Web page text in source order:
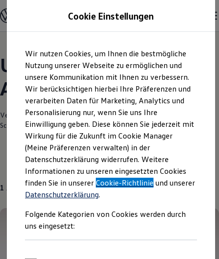
Hauptinhalt
springen
Footer
springen
Modelle und Konfigurator
Konfigurator
Modelle vergleichen
Elektroautos
ENERGY Sondermodelle
Nutzfahrzeuge
SUV und CUV
Familienautos
Kombis
Kompaktwagen
Sportwagen
Schnell verfügbare Fahrzeuge
Angebote und Produkte
Aktuelle Angebote
E-Auto-Förderung
Volkswagen Marktplatz
Die ENERGY Sondermodelle
Junge Gebrauchtwagen und Gebrauchtwagen
Volkswagen Zertifizierte Gebrauchtwagen
Elektromobilität bei Gebrauchtwagen
Saisonangebote
Reifenpakete
Leasing
Leasing-Angebote
Unsere aktuellen
Angebote und mehr
Verantwortlich für die Inhalte auf dieser Seite ist die Autohaus Wilhelm
Schmitz GmbH & Co. KG(Impressum & Rechtliches)
1 Angebot
Cookie Einstellungen
Wir nutzen Cookies, um Ihnen die bestmögliche
Nutzung unserer Webseite zu ermöglichen und
unsere Kommunikation mit Ihnen zu verbessern.
Wir berücksichtigen hierbei Ihre Präferenzen und
verarbeiten Daten für Marketing, Analytics und
Personalisierung nur, wenn Sie uns Ihre
Einwilligung geben. Diese können Sie jederzeit mit
Wirkung für die Zukunft im Cookie Manager
(Meine Präferenzen verwalten) in der
Datenschutzerklärung widerrufen. Weitere
Informationen zu unseren eingesetzten Cookies
finden Sie in unsererCookie-Richtlinie und unserer
Datenschutzerklärung.
Folgende Kategorien von Cookies werden durch
uns eingesetzt: